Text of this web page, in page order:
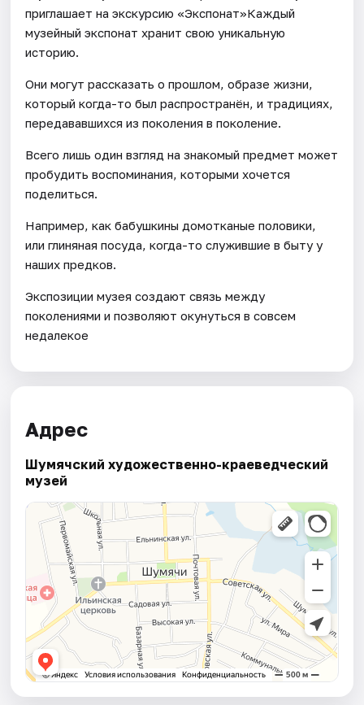
приглашает на экскурсию «Экспонат»Каждый
музейный экспонат хранит свою уникальную
историю.
Они могут рассказать о прошлом, образе жизни,
который когда-то был распространён, и традициях,
передававшихся из поколения в поколение.
Всего лишь один взгляд на знакомый предмет может
пробудить воспоминания, которыми хочется
поделиться.
Например, как бабушкины домотканые половики,
или глиняная посуда, когда-то служившие в быту у
наших предков.
Экспозиции музея создают связь между
поколениями и позволяют окунуться в совсем
недалекое
Адрес
Шумячский художественно-краеведческий
музей